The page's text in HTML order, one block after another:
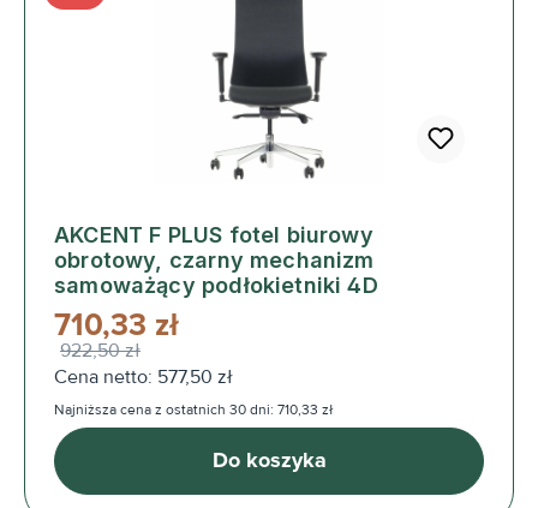
AKCENT F PLUS fotel biurowy
obrotowy, czarny mechanizm
samoważący podłokietniki 4D
710,33 zł
922,50 zł
Cena netto: 577,50 zł
Najniższa cena z ostatnich 30 dni: 710,33 zł
Do koszyka